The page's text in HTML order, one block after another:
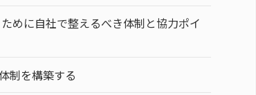
めに自社で整えるべき体制と協力ポイ
制を構築する